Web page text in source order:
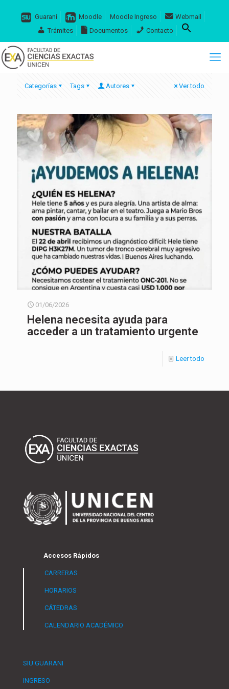
Guaraní Moodle Moodle Ingreso
Webmail
Trámites
Documentos Contacto
Categorías Tags Autores Ver todo
01/06/2026
Helena necesita ayuda para
acceder a un tratamiento urgente
Leer todo
Accesos Rápidos
CARRERAS
HORARIOS
CÁTEDRAS
CALENDARIO ACADÉMICO
SIU GUARANI
INGRESO